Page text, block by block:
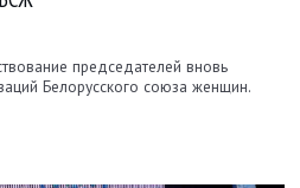
председателей вновь
Белорусского союза женщин.